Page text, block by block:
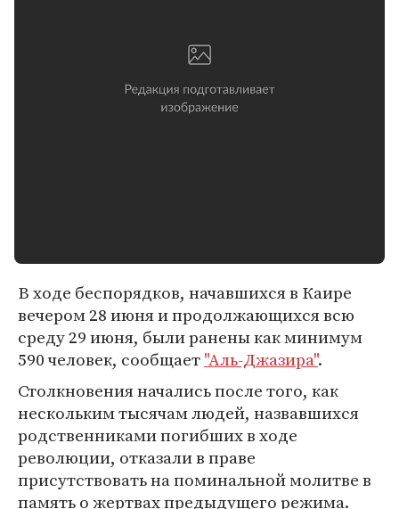
В ходе беспорядков, начавшихся в Каире
вечером 28 июня и продолжающихся всю
среду 29 июня, были ранены как минимум
590 человек, сообщает"Аль-Джазира".
Столкновения начались после того, как
нескольким тысячам людей, назвавшихся
родственниками погибших в ходе
революции, отказали в праве
присутствовать на поминальной молитве в
память о жертвах предыдущего режима.